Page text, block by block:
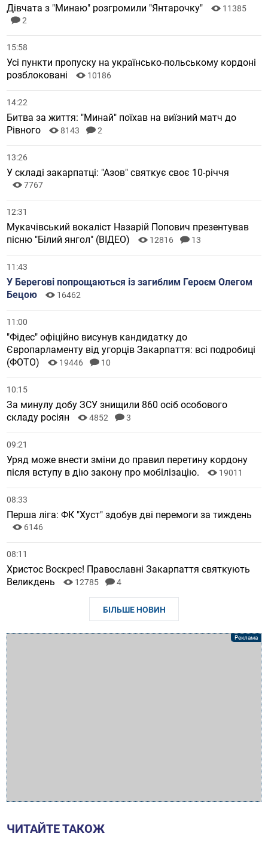
Дівчата з "Минаю" розгромили "Янтарочку"
11385
2
15:58
Усі пункти пропуску на українсько-польському кордоні
розблоковані
10186
14:22
Битва за життя: "Минай" поїхав на виїзний матч до
Рівного
8143 2
13:26
У складі закарпатці: "Азов" святкує своє 10-річчя
7767
12:31
Мукачівський вокаліст Назарій Попович презентував
пісню "Білий янгол" (ВІДЕО)
12816 13
11:43
У Берегові попрощаються із загиблим Героєм Олегом
Бецою
16462
11:00
"Фідес" офіційно висунув кандидатку до
Європарламенту від угорців Закарпаття: всі подробиці
(ФОТО)
19446 10
10:15
За минулу добу ЗСУ знищили 860 осіб особового
складу росіян
4852 3
09:21
Уряд може внести зміни до правил перетину кордону
після вступу в дію закону про мобілізацію.
19011
08:33
Перша ліга: ФК "Хуст" здобув дві перемоги за тиждень
6146
08:11
Христос Воскрес! Православні Закарпаття святкують
Великдень
12785 4
БІЛЬШЕ НОВИН
ЧИТАЙТЕ ТАКОЖ